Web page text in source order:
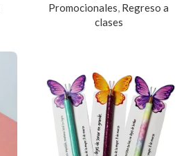
Promocionales, Regreso a
clases